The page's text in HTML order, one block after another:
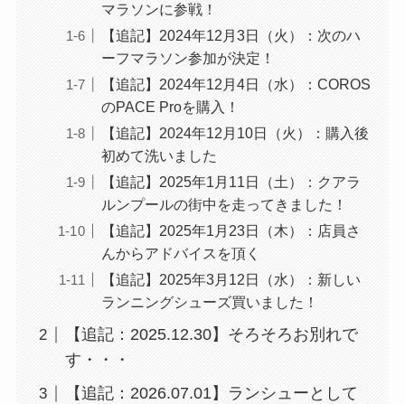
マラソンに参戦！
【追記】2024年12月3日（火）：次のハ
ーフマラソン参加が決定！
【追記】2024年12月4日（水）：COROS
のPACE Proを購入！
【追記】2024年12月10日（火）：購入後
初めて洗いました
【追記】2025年1月11日（土）：クアラ
ルンプールの街中を走ってきました！
【追記】2025年1月23日（木）：店員さ
んからアドバイスを頂く
【追記】2025年3月12日（水）：新しい
ランニングシューズ買いました！
【追記：2025.12.30】そろそろお別れで
す・・・
【追記：2026.07.01】ランシューとして